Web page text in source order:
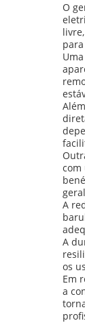
O
com
A
A
os
Em
a